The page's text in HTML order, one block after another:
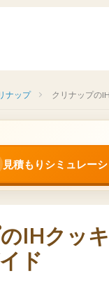
ナップ クリナップの
見積もりシミュレー
IHクッ
ド